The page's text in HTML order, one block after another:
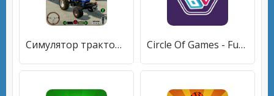
Симулятор тракторной фермы [Бесплатные покупки] Circle Of Games - Fun Games [Бесплатные покупки]